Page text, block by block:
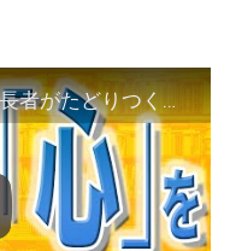
【11分で解説】世界中の億万長者がたどりつく「心」の授業（ナミ・バーデン , 河合 克仁 / 著）